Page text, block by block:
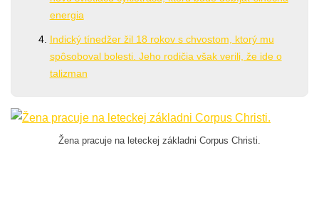
energia
Indický tínedžer žil 18 rokov s chvostom, ktorý mu
spôsoboval bolesti. Jeho rodičia však verili, že ide o
talizman
Žena pracuje na leteckej základni Corpus Christi.